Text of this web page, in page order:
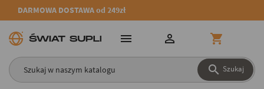
DARMOWA DOSTAWA od 249zł
 Szukaj
  